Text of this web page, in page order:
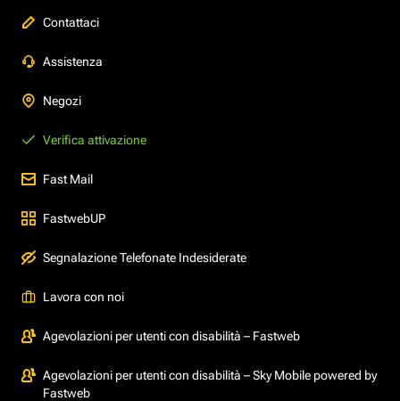
Contattaci
Assistenza
Negozi
Verifica attivazione
Fast Mail
FastwebUP
Segnalazione Telefonate Indesiderate
Lavora con noi
Agevolazioni per utenti con disabilità – Fastweb
Agevolazioni per utenti con disabilità – Sky Mobile powered by
Fastweb